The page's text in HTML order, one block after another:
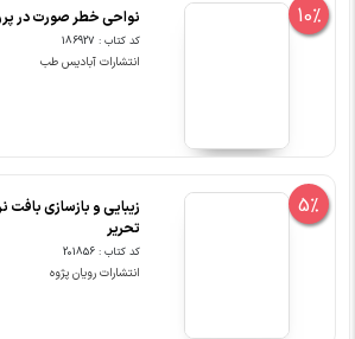
10% نواحی خطر صورت در
کد کتاب : 186927
انتشارات آبادیس طب
5%
زیبایی و بازسازی بافت
تحریر
کد کتاب : 201856
انتشارات رویان پژوه